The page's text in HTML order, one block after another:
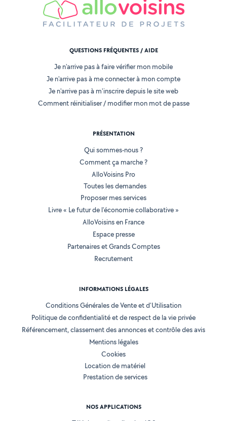
QUESTIONS FRÉQUENTES / AIDE
Je n'arrive pas à faire vérifier mon mobile
Je n'arrive pas à me connecter à mon compte
Je n'arrive pas à m'inscrire depuis le site web
Comment réinitialiser / modifier mon mot de passe
PRÉSENTATION
Qui sommes-nous ?
Comment ça marche ?
AlloVoisins Pro
Toutes les demandes
Proposer mes services
Livre « Le futur de l'économie collaborative »
AlloVoisins en France
Espace presse
Partenaires et Grands Comptes
Recrutement
INFORMATIONS LÉGALES
Conditions Générales de Vente et d'Utilisation
Politique de confidentialité et de respect de la vie privée
Référencement, classement des annonces et contrôle des avis
Mentions légales
Cookies
Location de matériel
Prestation de services
NOS APPLICATIONS